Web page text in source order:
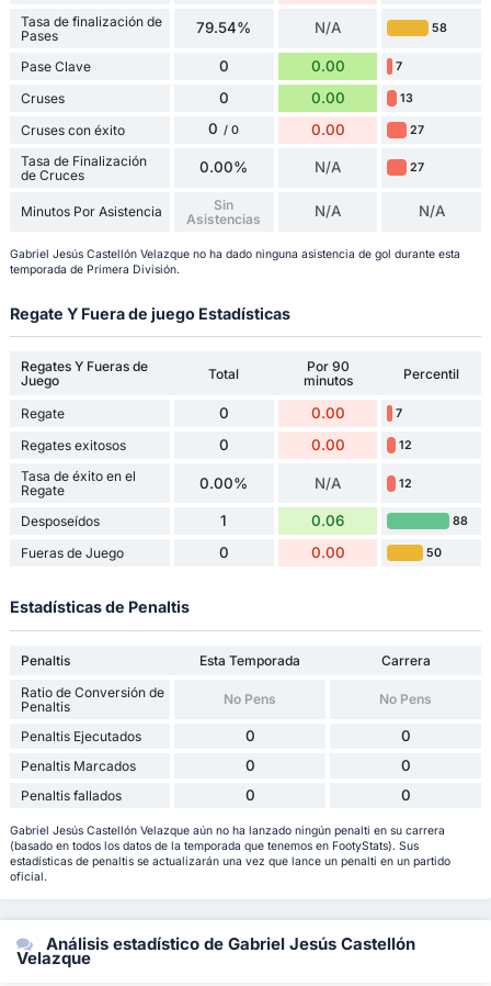
Tasa de finalización de
Pases
79.54% N/A 58
Pase Clave 0 0.00 7
Cruses 0 0.00 13
Cruses con éxito 0 / 0 0.00 27
Tasa de Finalización
de Cruces
0.00% N/A 27
Minutos Por Asistencia
Sin
Asistencias
N/A N/A
Gabriel Jesús Castellón Velazque no ha dado ninguna asistencia de gol durante esta
temporada de Primera División.
Regate Y Fuera de juego Estadísticas
Regates Y Fueras de
Juego
Total
Por 90
minutos
Percentil
Regate 0 0.00 7
Regates exitosos 0 0.00 12
Tasa de éxito en el
Regate
0.00% N/A 12
Desposeídos 1 0.06 88
Fueras de Juego 0 0.00 50
Estadísticas de Penaltis
Penaltis Esta Temporada
Carrera
Ratio de Conversión de
Penaltis
No Pens No Pens
Penaltis Ejecutados 0 0
Penaltis Marcados 0 0
Penaltis fallados 0 0
Gabriel Jesús Castellón Velazque aún no ha lanzado ningún penalti en su carrera
(basado en todos los datos de la temporada que tenemos en FootyStats). Sus
estadísticas de penaltis se actualizarán una vez que lance un penalti en un partido
oficial.
Análisis estadístico de Gabriel Jesús Castellón
Velazque